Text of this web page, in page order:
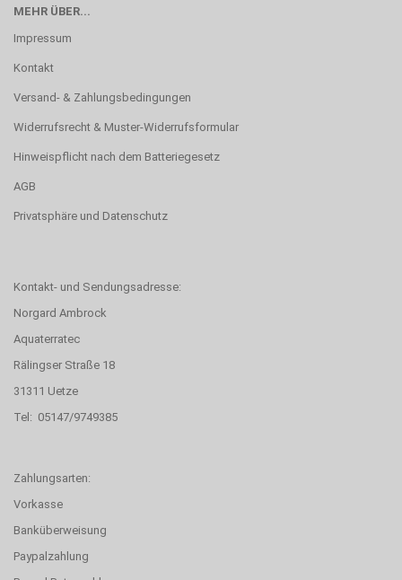
MEHR ÜBER...
Impressum
Kontakt
Versand- & Zahlungsbedingungen
Widerrufsrecht & Muster-Widerrufsformular
Hinweispflicht nach dem Batteriegesetz
AGB
Privatsphäre und Datenschutz
Kontakt- und Sendungsadresse:
Norgard Ambrock
Aquaterratec
Rälingser Straße 18
31311 Uetze
Tel: 05147/9749385
Zahlungsarten:
Vorkasse
Banküberweisung
Paypalzahlung